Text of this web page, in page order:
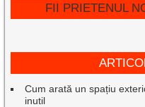
FII PRIETENUL
Cum arată un spațiu
inutil